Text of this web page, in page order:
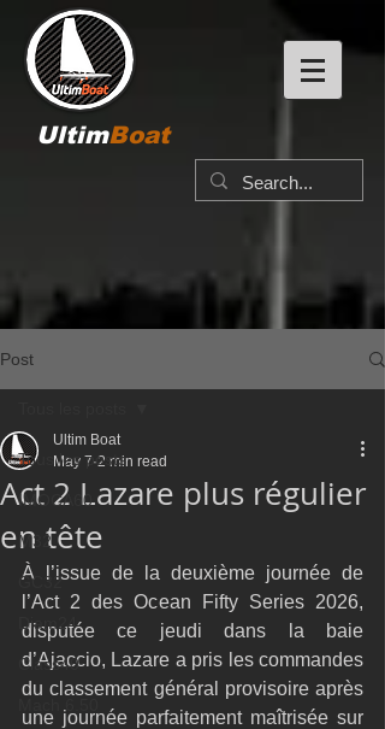
UltimBoat
Post
Tous les posts
IMOCA60
M32
GC32
Diam24
Class40
Act 2 Lazare plus régulier
en tête
Ultim Boat
May 7 2 min read
À l’issue de la deuxième journée de
l’Act 2 des Ocean Fifty Series 2026,
disputée ce jeudi dans la baie
d’Ajaccio, Lazare a pris les commandes
du classement général provisoire après
une journée parfaitement maîtrisée sur